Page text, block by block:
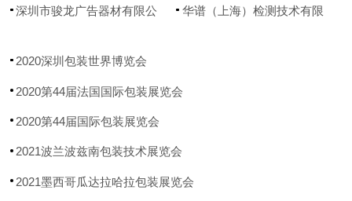
深圳市骏龙广告器材有限公 华谱（上海）检测技术有限
2020深圳包装世界博览会
2020第44届法国国际包装展览会
2020第44届国际包装展览会
2021波兰波兹南包装技术展览会
2021墨西哥瓜达拉哈拉包装展览会